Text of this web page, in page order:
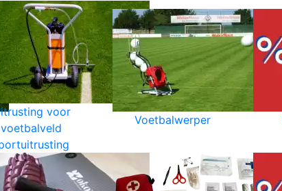
voor
voetbalveld
Voetbalwerper